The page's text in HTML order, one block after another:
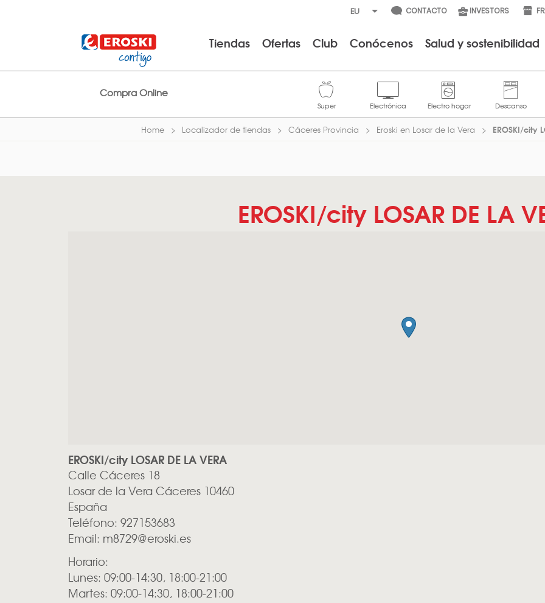
CONTACTO INVESTORS
Tiendas Ofertas Club Conócenos Salud y sostenibilidad
Compra Online
Home Localizador de tiendas Cáceres Provincia Eroski en Losar de la Vera EROSKI/city
EROSKI/city LOSAR DE LA
EROSKI/city LOSAR DE LA VERA
Calle Cáceres 18
Losar de la Vera Cáceres 10460
España
Teléfono: 927153683
Email: m8729@eroski.es
Horario:
Lunes: 09:00-14:30, 18:00-21:00
Martes: 09:00-14:30, 18:00-21:00